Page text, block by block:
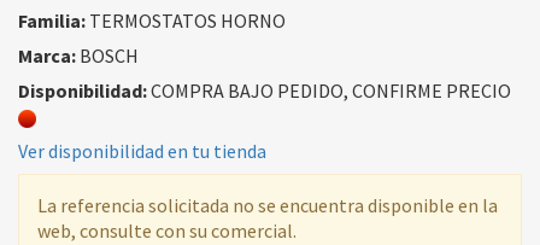
Familia: TERMOSTATOS HORNO
Marca: BOSCH
Disponibilidad:COMPRA BAJO PEDIDO, CONFIRME PRECIO
Ver disponibilidad en tu tienda
La referencia solicitada no se encuentra disponible en la
web, consulte con su comercial.